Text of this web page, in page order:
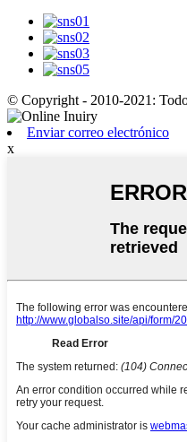
© Copyright - 2010-2021:
Enviar correo electrónico
x